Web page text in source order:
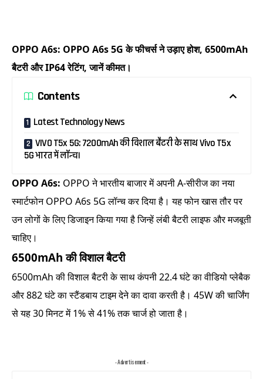
OPPO A6s: OPPO A6s 5G के फीचर्स ने उड़ाए होश, 6500mAh
बैटरी और IP64 रेटिंग, जानें कीमत।
Contents
Latest Technology News
VIVO T5x 5G: 7200mAh की विशाल बैटरी के साथ Vivo T5x
5G भारत में लॉन्च।
OPPO A6s: OPPO ने भारतीय बाजार में अपनी A-सीरीज का नया
स्मार्टफोन OPPO A6s 5G लॉन्च कर दिया है। यह फोन खास तौर पर
उन लोगों के लिए डिजाइन किया गया है जिन्हें लंबी बैटरी लाइफ और मजबूती
चाहिए।
6500mAh की विशाल बैटरी
6500mAh की विशाल बैटरी के साथ कंपनी 22.4 घंटे का वीडियो प्लेबैक
और 882 घंटे का स्टैंडबाय टाइम देने का दावा करती है। 45W की चार्जिंग
से यह 30 मिनट में 1% से 41% तक चार्ज हो जाता है।
- Advertisement -